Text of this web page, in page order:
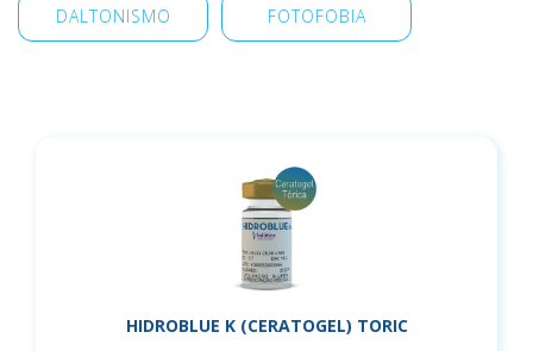
DALTONISMO FOTOFOBIA
HIDROBLUE K (CERATOGEL) TORIC